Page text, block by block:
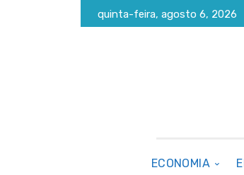
quinta-feira, agosto 6, 2026
ECONOMIA